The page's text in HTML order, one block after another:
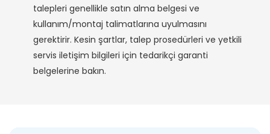
talepleri genellikle satın alma belgesi ve
kullanım/montaj talimatlarına uyulmasını
gerektirir. Kesin şartlar, talep prosedürleri ve yetkili
servis iletişim bilgileri için tedarikçi garanti
belgelerine bakın.